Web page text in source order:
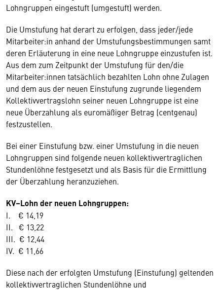
Lohngruppen eingestuft (umgestuft) werden.
Die Umstufung hat derart zu erfolgen, dass jeder/jede
Mitarbeiter:in anhand der Umstufungsbestimmungen samt
deren Erläuterung in eine neue Lohngruppe einzustufen ist.
Aus dem zum Zeitpunkt der Umstufung für den/die
Mitarbeiter:innen tatsächlich bezahlten Lohn ohne Zulagen
und dem aus der neuen Einstufung zugrunde liegendem
Kollektivvertragslohn seiner neuen Lohngruppe ist eine
neue Überzahlung als euromäßiger Betrag (centgenau)
festzustellen.
Bei einer Einstufung bzw. einer Umstufung in die neuen
Lohngruppen sind folgende neuen kollektivvertraglichen
Stundenlöhne festgesetzt und als Basis für die Ermittlung
der Überzahlung heranzuziehen.
KV–Lohn der neuen Lohngruppen:
I. € 14,19
II. € 13,22
III. € 12,44
IV. € 11,66
Diese nach der erfolgten Umstufung (Einstufung) geltenden
kollektivvertraglichen Stundenlöhne und